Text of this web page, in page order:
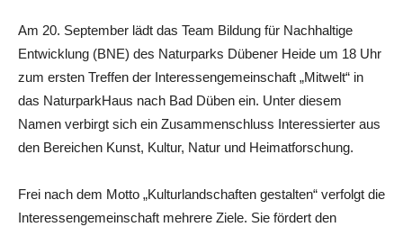
Am 20. September lädt das Team Bildung für Nachhaltige
Entwicklung (BNE) des Naturparks Dübener Heide um 18 Uhr
zum ersten Treffen der Interessengemeinschaft „Mitwelt“ in
das NaturparkHaus nach Bad Düben ein. Unter diesem
Namen verbirgt sich ein Zusammenschluss Interessierter aus
den Bereichen Kunst, Kultur, Natur und Heimatforschung.
Frei nach dem Motto „Kulturlandschaften gestalten“ verfolgt die
Interessengemeinschaft mehrere Ziele. Sie fördert den